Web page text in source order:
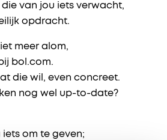
die van jou iets verwacht,
opdracht.
meer alom,
bol.com.
die wil, even concreet.
nog wel up-to-date?
om te geven;